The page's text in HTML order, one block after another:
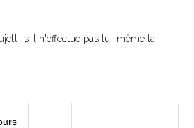
s'il n'effectue pas lui-même la